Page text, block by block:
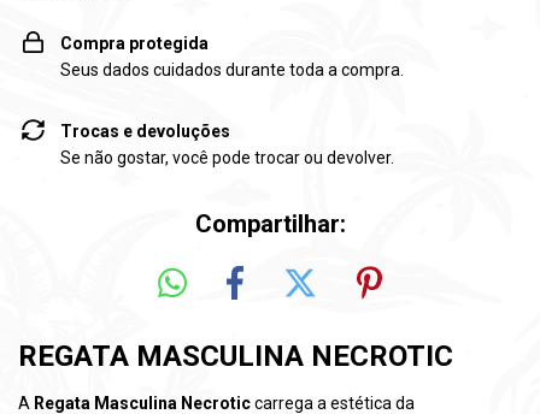
Compra protegida
Seus dados cuidados durante toda a compra.
Trocas e devoluções
Se não gostar, você pode trocar ou devolver.
Compartilhar:
REGATA MASCULINA NECROTIC
A Regata Masculina Necroticcarrega a estética da